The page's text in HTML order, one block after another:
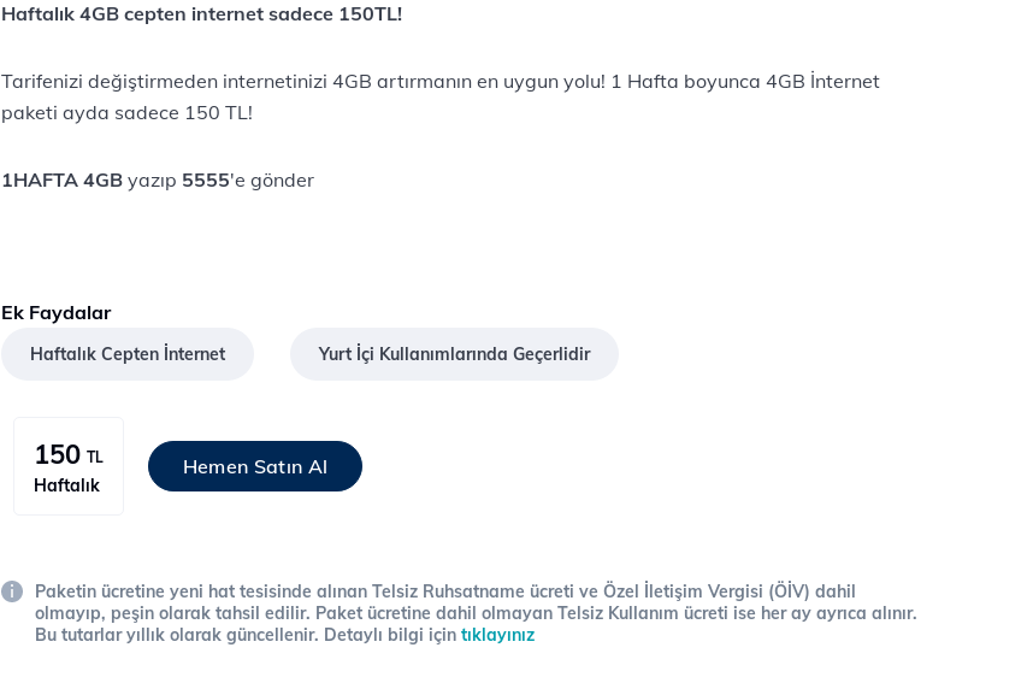
Haftalık 4GB cepten internet sadece 150TL!
Tarifenizi değiştirmeden internetinizi 4GB artırmanın en uygun yolu! 1 Hafta boyunca 4GB İnternet
paketi ayda sadece 150 TL!
1HAFTA 4GB yazıp 5555'e gönder
Ek Faydalar
Haftalık Cepten İnternet Yurt İçi Kullanımlarında Geçerlidir
150 TL
Haftalık
Hemen Satın Al
Paketin ücretine yeni hat tesisinde alınan Telsiz Ruhsatname ücreti ve Özel İletişim Vergisi (ÖİV) dahil
olmayıp, peşin olarak tahsil edilir. Paket ücretine dahil olmayan Telsiz Kullanım ücreti ise her ay ayrıca alınır.
Bu tutarlar yıllık olarak güncellenir. Detaylı bilgi için tıklayınız